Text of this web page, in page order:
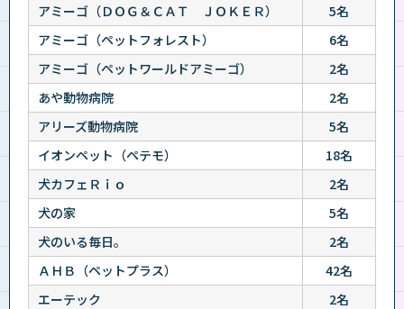
アミーゴ（ＤＯＧ＆ＣＡＴ ＪＯＫＥＲ）
5名
アミーゴ（ペットフォレスト）
6名
アミーゴ（ペットワールドアミーゴ）
2名
あや動物病院
2名
アリーズ動物病院
5名
イオンペット（ペテモ）
18名
犬カフェＲｉｏ
2名
犬の家
5名
犬のいる毎日。
2名
ＡＨＢ（ペットプラス）
42名
エーテック
2名